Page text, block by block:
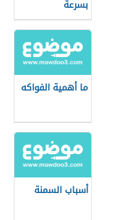
بسرعة
ما أهمية الفواكه
أسباب السمنة